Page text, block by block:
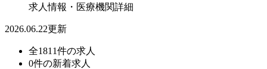
求人情報・医療機関詳細
2026.06.22更新
全1811件の求人
0件の新着求人